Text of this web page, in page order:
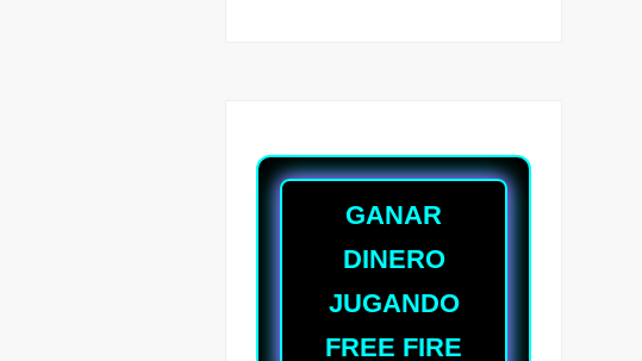
GANAR
DINERO
JUGANDO
FREE FIRE